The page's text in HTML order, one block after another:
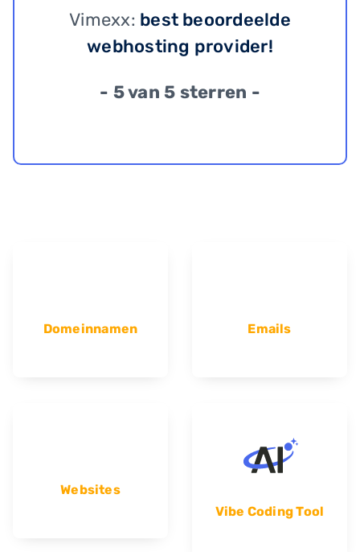
Vimexx: best beoordeelde
webhosting provider!
- 5 van 5 sterren -
Domeinnamen Emails
Websites
Vibe Coding Tool